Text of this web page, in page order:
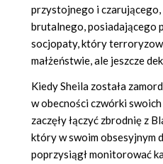
przystojnego i
brutalnego, posiadającego
socjopaty, który
małżeństwie, ale jeszcze
Kiedy Sheila została
w obecności czwórki swoich
zaczęły łączyć zbrodnię z
który w swoim obsesyjnym
poprzysiągł monitorować